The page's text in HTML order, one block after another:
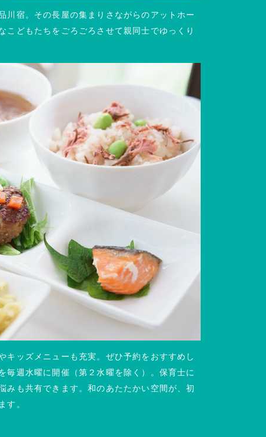
川宿。その長屋の集まりさながらのアットホー
こどもたちをごろごろさせて親同士でゆっくり
キッズメニューも充実。ぜひ予約をおすすめし
毎週水曜に開催（第２水曜を除く）。保育士に
みも共有できます。和のあたたかい空間が、初
す。